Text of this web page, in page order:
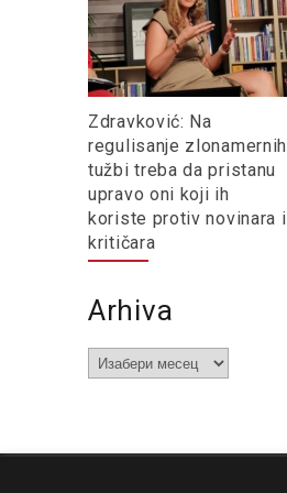
Zdravković: Na
regulisanje zlonamernih
tužbi treba da pristanu
upravo oni koji ih
koriste protiv novinara i
kritičara
Arhiva
Arhiva